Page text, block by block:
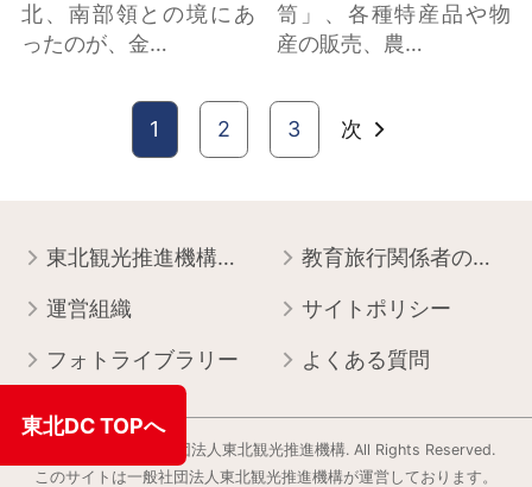
北、南部領との境にあ
ったのが、金…
笥」、各種特産品や物
産の販売、農…
1 2 3 次
東北観光推進機構について 教育旅行関係者の皆様へ
運営組織 サイトポリシー
フォトライブラリー よくある質問
Copyright © 一般社団法人東北観光推進機構. All Rights Reserved.
このサイトは⼀般社団法⼈東北観光推進機構が運営しております。
東北DC TOPへ